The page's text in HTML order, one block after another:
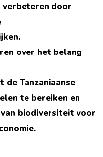
verbeteren door
over het belang
de Tanzaniaanse
te bereiken en
biodiversiteit voor